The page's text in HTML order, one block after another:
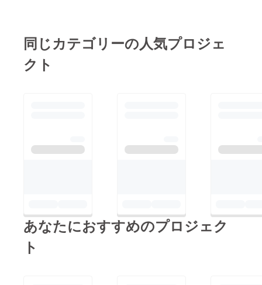
同じカテゴリーの人気プロジェ
クト
あなたにおすすめのプロジェク
ト